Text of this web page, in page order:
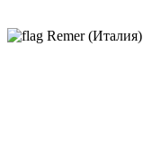
Remer (Италия)